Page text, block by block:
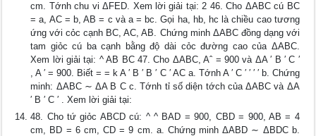
cm. Tớnh chu vi ΔFED. Xem lời giải tại: 2 46. Cho ΔABC cú BC
= a, AC = b, AB = c và a = bc. Gọi ha, hb, hc là chiều cao tương
ứng với cỏc cạnh BC, AC, AB. Chứng minh ΔABC đồng dạng với
tam giỏc cú ba cạnh bằng độ dài cỏc đường cao của ΔABC.
Xem lời giải tại: ^ AB BC 47. Cho ΔABC, Aˆ = 900 và ΔA ′ B ′ C ′
, A ′ = 900. Biết = = k A ′ B ′ B ′ C ′ AC a. Tớnh A ′ C ′ ′ ′ ′ b. Chứng
minh: ΔABC ∼ ΔA B C c. Tớnh tỉ số diện tớch của ΔABC và ΔA
′ B ′ C ′ . Xem lời giải tại:
48. Cho tứ giỏc ABCD cú: ^ ^ BAD = 900, CBD = 900, AB = 4
cm, BD = 6 cm, CD = 9 cm. a. Chứng minh ΔABD ∼ ΔBDC b.